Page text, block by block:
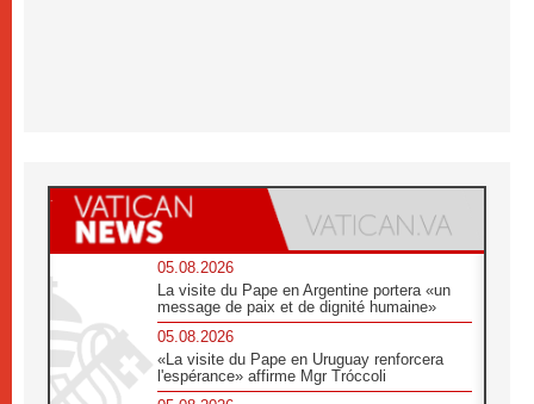
05.08.2026
La visite du Pape en Argentine portera «un
message de paix et de dignité humaine»
05.08.2026
«La visite du Pape en Uruguay renforcera
l'espérance» affirme Mgr Tróccoli